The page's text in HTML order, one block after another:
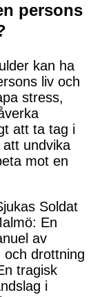
persons
kan ha
liv och
stress,
att ta tag i
undvika
mot en
Soldat
En
av
och drottning
tragisk
i